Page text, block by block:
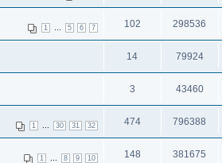
1 5 6 7 102 298536
14 79924
3 43460
1 30 31 32 474 796388
1 8 9 10 148 381675